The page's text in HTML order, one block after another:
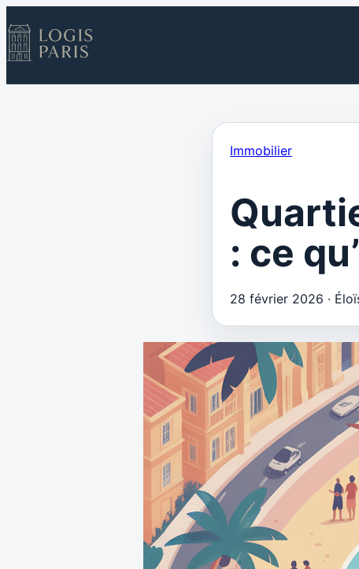
Immobilier
: ce
28 février 2026 ·